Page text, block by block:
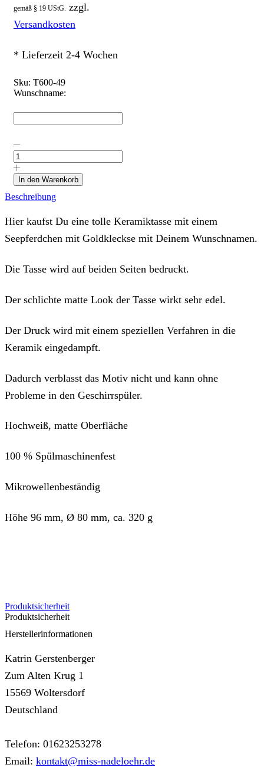
gemäß § 19 UStG. zzgl.
Versandkosten
* Lieferzeit 2-4 Wochen
Sku: T600-49
Wunschname:
Tasse
mit
Goldkleckse"
mit
Wunschname
In den Warenkorb
Beschreibung
Hier kaufst Du eine tolle Keramiktasse mit einem
Seepferdchen mit Goldkleckse mit Deinem Wunschnamen.
Die Tasse wird auf beiden Seiten bedruckt.
Der schlichte matte Look der Tasse wirkt sehr edel.
Der Druck wird mit einem speziellen Verfahren in die
Keramik eingedampft.
Dadurch verblasst das Motiv nicht und kann ohne
Probleme in den Geschirrspüler.
Hochweiß, matte Oberfläche
100 % Spülmaschinenfest
Mikrowellenbeständig
Höhe 96 mm, Ø 80 mm, ca. 320 g
Produktsicherheit
Produktsicherheit
Herstellerinformationen
Katrin Gerstenberger
Zum Alten Krug 1
15569 Woltersdorf
Deutschland
Telefon: 01623253278
Email: kontakt@miss-nadeloehr.de